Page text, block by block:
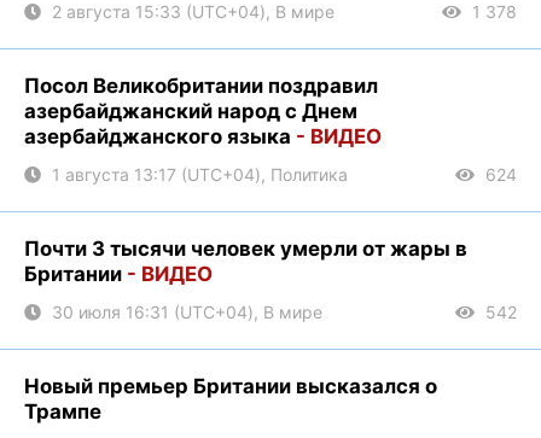
2 августа 15:33 (UTC+04), В мире 1 378
Посол Великобритании поздравил
азербайджанский народ с Днем
азербайджанского языка - ВИДЕО
1 августа 13:17 (UTC+04), Политика 624
Почти 3 тысячи человек умерли от жары в
Британии - ВИДЕО
30 июля 16:31 (UTC+04), В мире 542
Новый премьер Британии высказался о
Трампе